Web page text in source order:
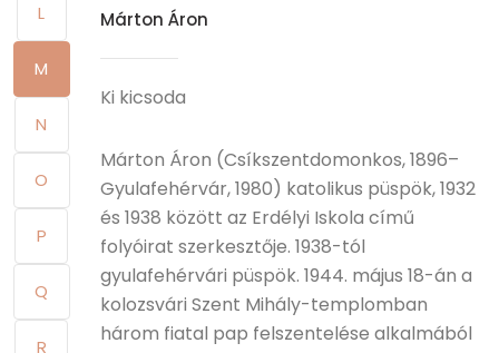
L
M
N
O
P
Q
R
Márton Áron
Ki kicsoda
Márton Áron (Csíkszentdomonkos, 1896–
Gyulafehérvár, 1980) katolikus püspök, 1932
és 1938 között az Erdélyi Iskola című
folyóirat szerkesztője. 1938-tól
gyulafehérvári püspök. 1944. május 18-án a
kolozsvári Szent Mihály-templomban
három fiatal pap felszentelése alkalmából